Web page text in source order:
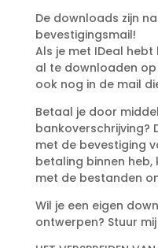
De downloads zijn
bevestigingsmail!
Als je met IDeal
al te downloaden
ook nog in de mail
Betaal je door
bankoverschrijving?
met de bevestiging
betaling binnen heb,
met de bestanden
Wil je een eigen
ontwerpen? Stuur